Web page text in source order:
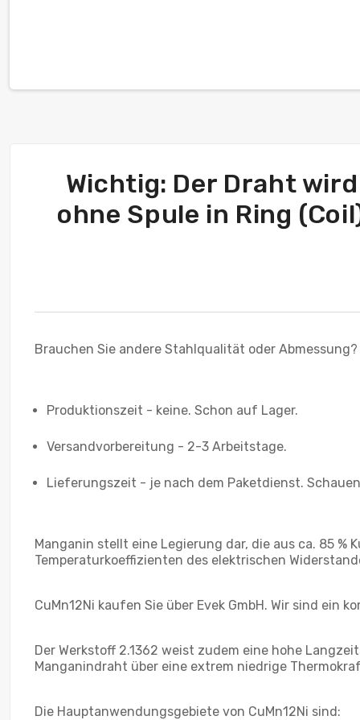
Wichtig: Der Draht
ohne Spule in Ring
Brauchen Sie andere Stahlqualität oder
Produktionszeit - keine. Schon auf Lager.
Versandvorbereitung - 2-3 Arbeitstage.
Lieferungszeit - je nach dem Paketdienst.
Manganin stellt eine Legierung dar, die aus ca. 85 %
Temperaturkoeffizienten des elektrischen
CuMn12Ni kaufen Sie über Evek GmbH. Wir sind
Der Werkstoff 2.1362 weist zudem eine hohe
Manganindraht über eine extrem niedrige
Die Hauptanwendungsgebiete von CuMn12Ni sind: